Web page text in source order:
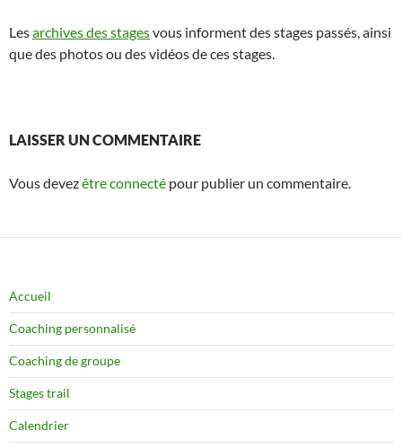
Lesarchives des stagesvous informent des stages passés, ainsi
que des photos ou des vidéos de ces stages.
LAISSER UN COMMENTAIRE
Vous devezêtre connecté pour publier un commentaire.
Accueil
Coaching personnalisé
Coaching de groupe
Stages trail
Calendrier